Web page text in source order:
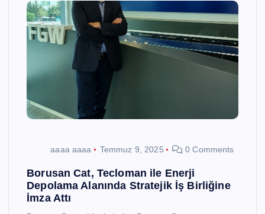
aaaa aaaa Temmuz 9, 2025 0 Comments
Borusan Cat, Tecloman ile Enerji
Depolama Alanında Stratejik İş Birliğine
İmza Attı